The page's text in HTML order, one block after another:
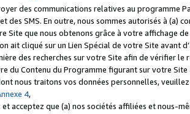
des communications relatives au programme
des SMS. En outre, nous sommes autorisés à
Site que nous obtenons grâce à votre affichage
ait cliqué sur un Lien Spécial de votre Site avant
des recherches sur votre Site afin de vérifier
du Contenu du Programme figurant sur votre
nous traitons vos données personnelles,
4,
et acceptez que (a) nos sociétés affiliées et nous-